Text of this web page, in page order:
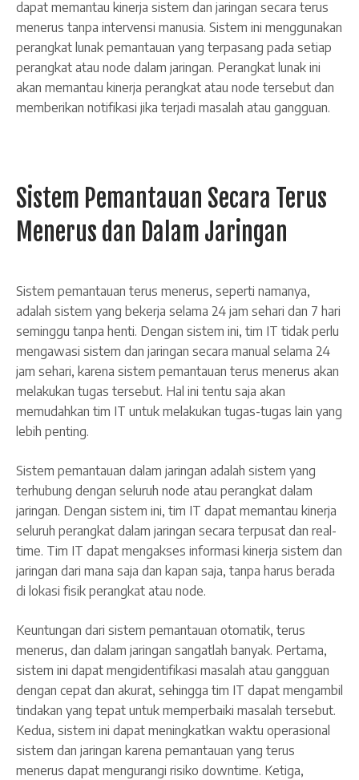
dapat memantau kinerja sistem dan jaringan secara terus
menerus tanpa intervensi manusia. Sistem ini menggunakan
perangkat lunak pemantauan yang terpasang pada setiap
perangkat atau node dalam jaringan. Perangkat lunak ini
akan memantau kinerja perangkat atau node tersebut dan
memberikan notifikasi jika terjadi masalah atau gangguan.
Sistem Pemantauan Secara Terus
Menerus dan Dalam Jaringan
Sistem pemantauan terus menerus, seperti namanya,
adalah sistem yang bekerja selama 24 jam sehari dan 7 hari
seminggu tanpa henti. Dengan sistem ini, tim IT tidak perlu
mengawasi sistem dan jaringan secara manual selama 24
jam sehari, karena sistem pemantauan terus menerus akan
melakukan tugas tersebut. Hal ini tentu saja akan
memudahkan tim IT untuk melakukan tugas-tugas lain yang
lebih penting.
Sistem pemantauan dalam jaringan adalah sistem yang
terhubung dengan seluruh node atau perangkat dalam
jaringan. Dengan sistem ini, tim IT dapat memantau kinerja
seluruh perangkat dalam jaringan secara terpusat dan real-
time. Tim IT dapat mengakses informasi kinerja sistem dan
jaringan dari mana saja dan kapan saja, tanpa harus berada
di lokasi fisik perangkat atau node.
Keuntungan dari sistem pemantauan otomatik, terus
menerus, dan dalam jaringan sangatlah banyak. Pertama,
sistem ini dapat mengidentifikasi masalah atau gangguan
dengan cepat dan akurat, sehingga tim IT dapat mengambil
tindakan yang tepat untuk memperbaiki masalah tersebut.
Kedua, sistem ini dapat meningkatkan waktu operasional
sistem dan jaringan karena pemantauan yang terus
menerus dapat mengurangi risiko downtime. Ketiga,